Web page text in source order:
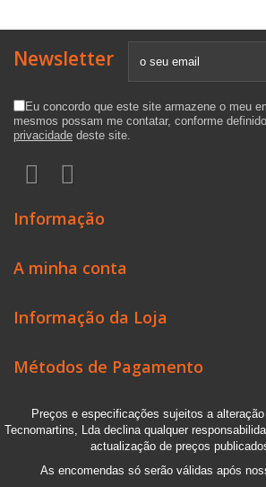
Newsletter
Eu concordo que este site armazene o meu
mesmos possam me contatar, conforme
privacidade deste site.
Informação
A minha conta
Informação da Loja
Métodos de Pagamento
Preços e especificações sujeitos a
Tecnomartins, Lda declina qualquer
actualização de preços
As encomendas só serão válidas após